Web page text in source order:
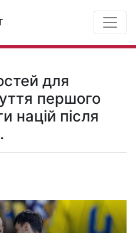
для
першого
націй після